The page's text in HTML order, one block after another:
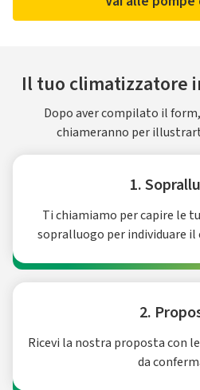
Il tuo climatizzatore
Dopo aver compilato il
chiameranno per
1.
Ti chiamiamo per capire le
sopralluogo per individuare
2.
Ricevi la nostra proposta con
da